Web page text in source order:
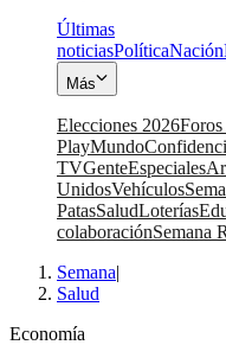
Últimas
noticiasPolíticaNación
Más
Elecciones 2026Foros
PlayMundo
TVGenteEspeciales
UnidosVehículos
PatasSaludLoterías
colaboraciónSemana
Semana|
Salud
Economía